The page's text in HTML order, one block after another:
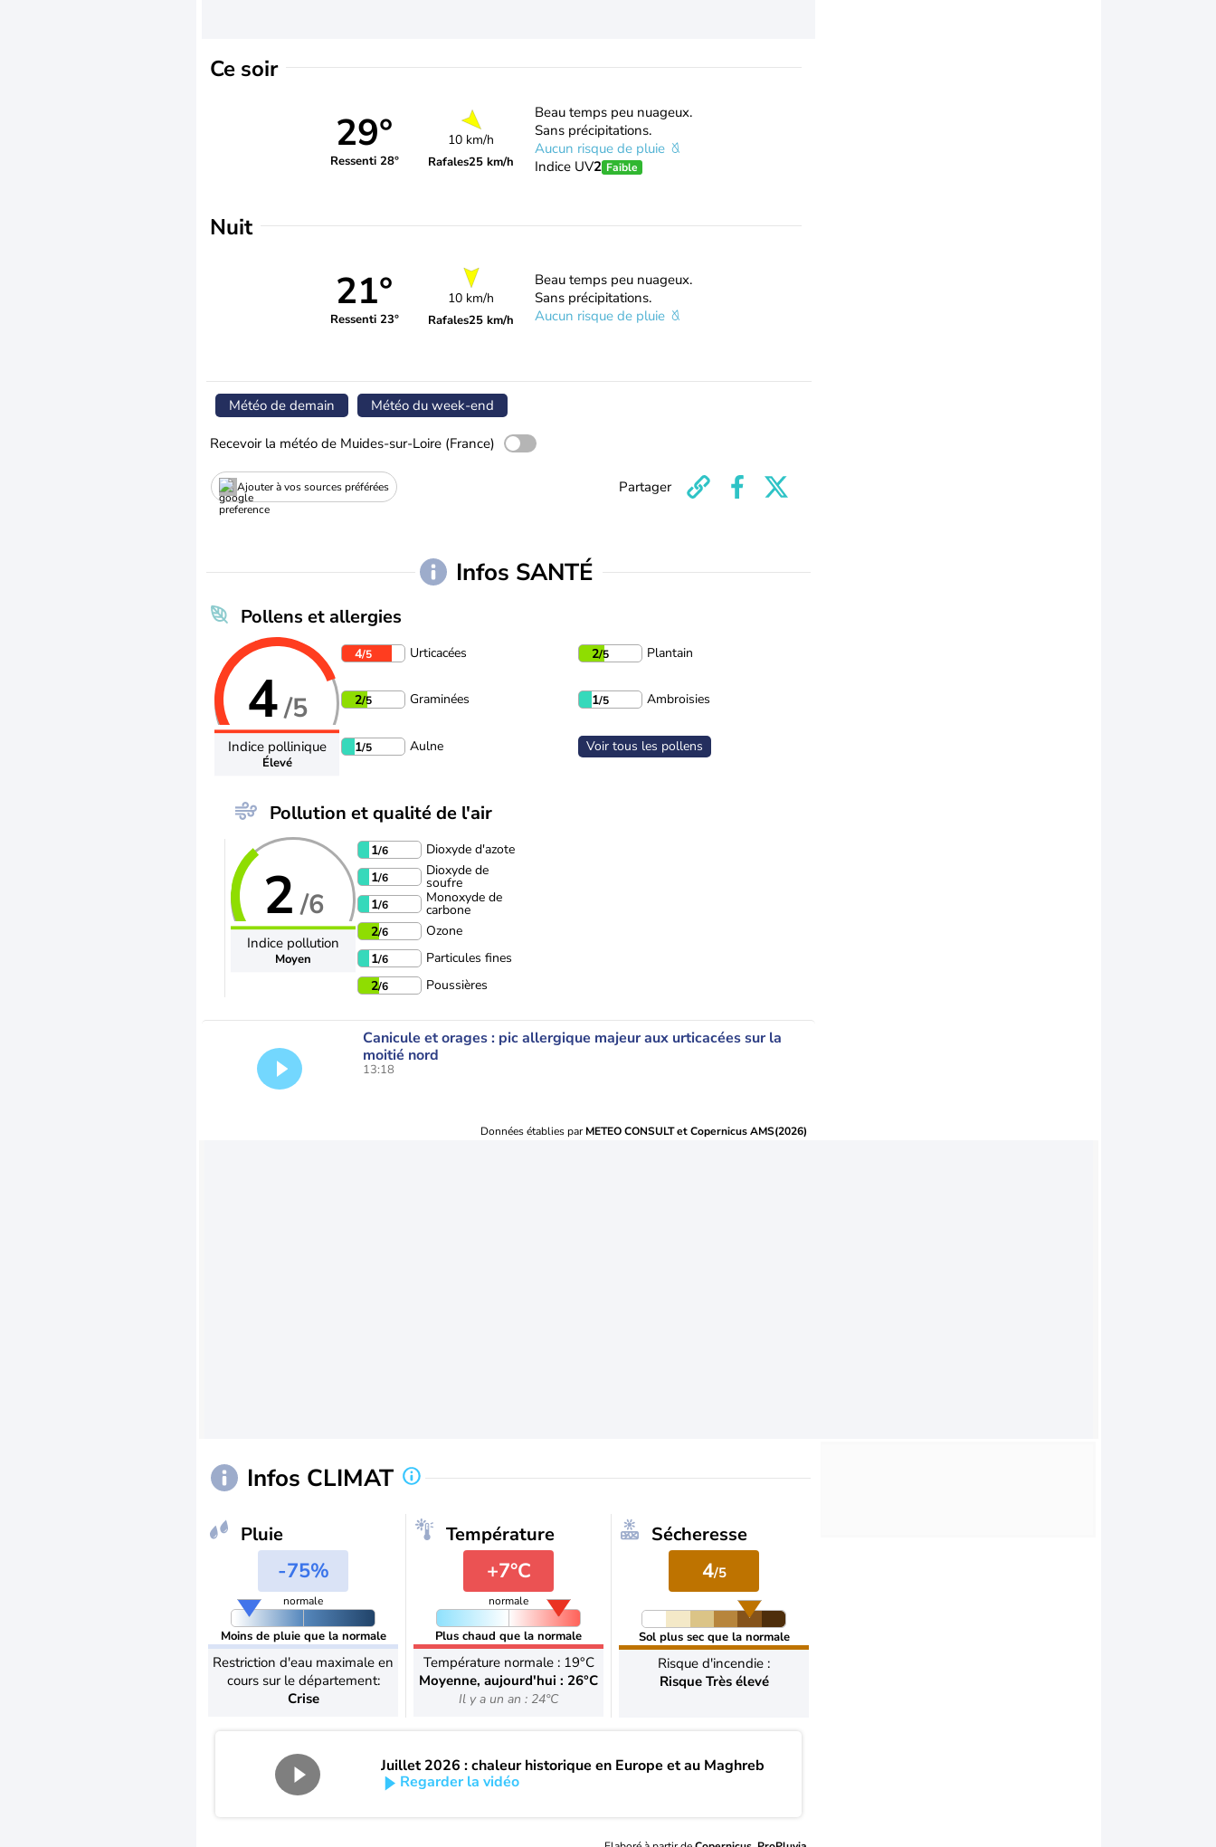
Ce soir
29°
Ressenti 28°
10 km/h
Rafales25 km/h
Beau temps peu nuageux.
Sans précipitations.
Aucun risque de pluie
Indice UV2 Faible
Nuit
21°
Ressenti 23°
10 km/h
Rafales25 km/h
Beau temps peu nuageux.
Sans précipitations.
Aucun risque de pluie
Météo de demain Météo du week-end
Recevoir la météo de Muides-sur-Loire (France)
Ajouter à vos sources préférées Partager
Infos SANTÉ
Pollens et allergies
4/5
Indice pollinique
Élevé
4/5 Urticacées 2/5 Plantain
2/5 Graminées 1/5 Ambroisies
1/5 Aulne Voir tous les pollens
Pollution et qualité de l'air
2 /6
Indice pollution
Moyen
1/6
Dioxyde d'azote
1/6 Dioxyde de
soufre
1/6 Monoxyde de
carbone
2/6
Ozone
1/6
Particules fines
2/6 Poussières
Canicule et orages : pic allergique majeur aux urticacées sur la
moitié nord
13:18
Données établies parMETEO CONSULT et Copernicus AMS(2026)
Infos CLIMAT
Pluie
-75%
normale
Moins de pluie que la normale
Restriction d'eau maximale en
cours sur le département:
Crise
Température
+7°C
normale
Plus chaud que la normale
Température normale : 19°C
Moyenne, aujourd'hui : 26°C
Il y a un an : 24°C
Sécheresse
4/5
Sol plus sec que la normale
Risque d'incendie :
Risque Très élevé
Juillet 2026 : chaleur historique en Europe et au Maghreb
Regarder la vidéo